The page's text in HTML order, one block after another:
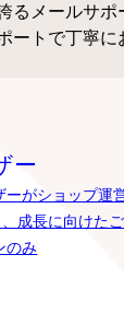
るメールサポ
ートで丁寧に
ー
ーがショップ運
成長に向けた
のみ